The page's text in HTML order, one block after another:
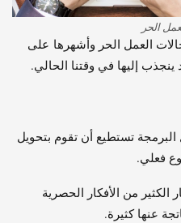
الحر
العمل الحر وأشهرها على
ينجذب إليها في وقتنا الحالي.
تستطيع أن تقوم بتحويل
فعلي.
الكثير من الأفكار الحصرية
عنها كثيرة.